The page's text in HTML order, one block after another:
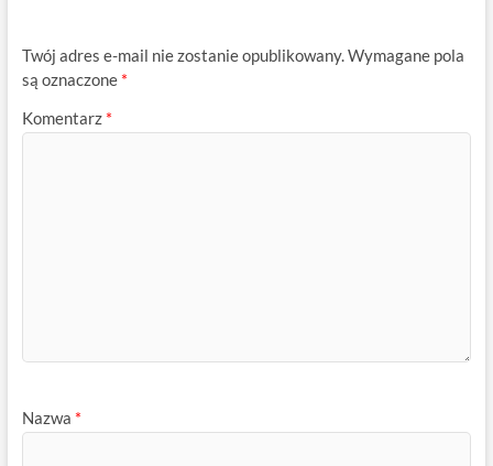
Twój adres e-mail nie zostanie opublikowany.Wymagane pola
są oznaczone *
Komentarz *
Nazwa *